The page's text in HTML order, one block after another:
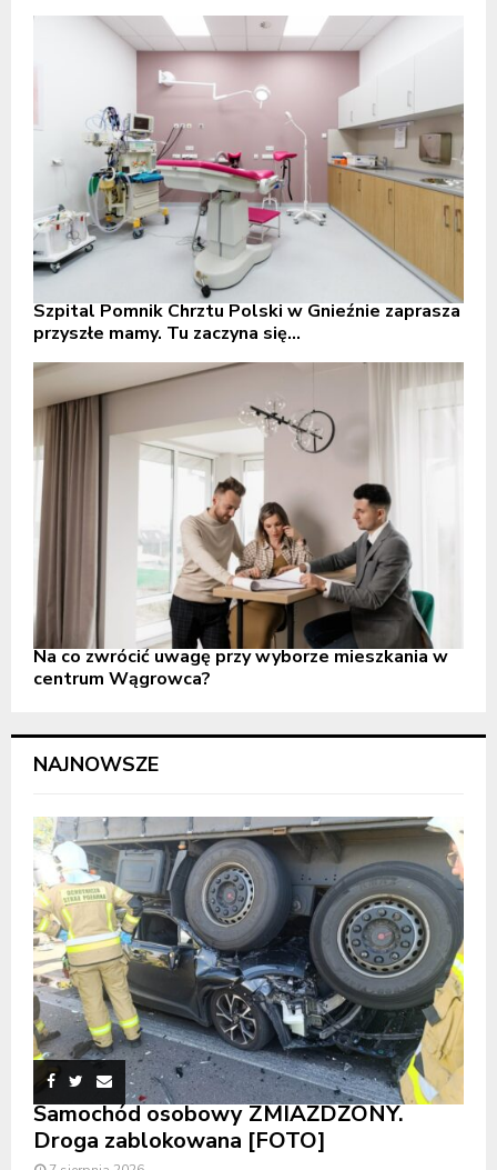
Szpital Pomnik Chrztu Polski w Gnieźnie zaprasza
przyszłe mamy. Tu zaczyna się...
Na co zwrócić uwagę przy wyborze mieszkania w
centrum Wągrowca?
NAJNOWSZE
Samochód osobowy ZMIAŻDŻONY.
Droga zablokowana [FOTO]